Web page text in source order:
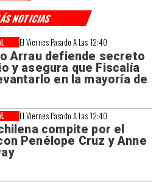
NOTICIAS
El Viernes Pasado A Las 12:40
Arrau defiende secreto
y asegura que Fiscalía
en la mayoría de
El Viernes Pasado A Las 12:40
compite por el
Penélope Cruz y Anne